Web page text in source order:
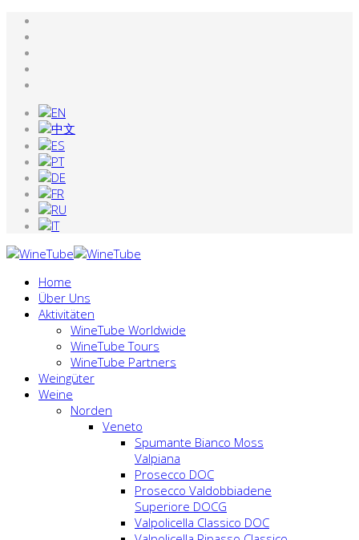
Home
Über Uns
Aktivitäten
WineTube Worldwide
WineTube Tours
WineTube Partners
Weingüter
Weine
Norden
Veneto
Spumante Bianco Moss
Valpiana
Prosecco DOC
Prosecco Valdobbiadene
Superiore DOCG
Valpolicella Classico DOC